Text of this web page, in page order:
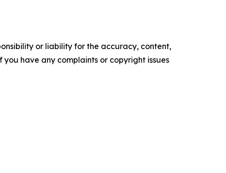
or liability for the accuracy, content,
have any complaints or copyright issues